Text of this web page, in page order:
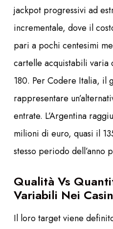
jackpot progressivi ad
incrementale, dove il
pari a pochi centesimi
cartelle acquistabili varia
180. Per Codere Italia, il
rappresentare
entrate. L’Argentina
milioni di euro, quasi il
stesso periodo dell’anno
Qualità Vs
Variabili Nei
Il loro target viene